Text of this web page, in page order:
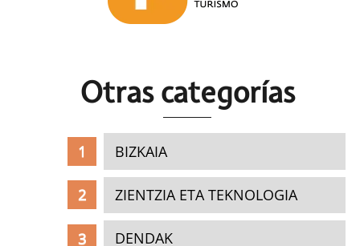
Otras categorías
BIZKAIA
ZIENTZIA ETA TEKNOLOGIA
DENDAK